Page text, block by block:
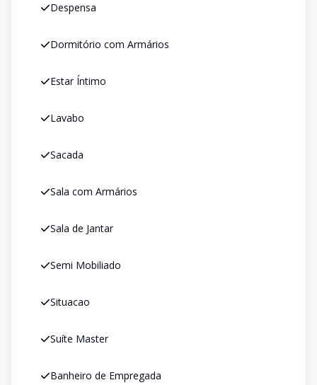
Despensa
Dormitório com Armários
Estar Íntimo
Lavabo
Sacada
Sala com Armários
Sala de Jantar
Semi Mobiliado
Situacao
Suíte Master
Banheiro de Empregada